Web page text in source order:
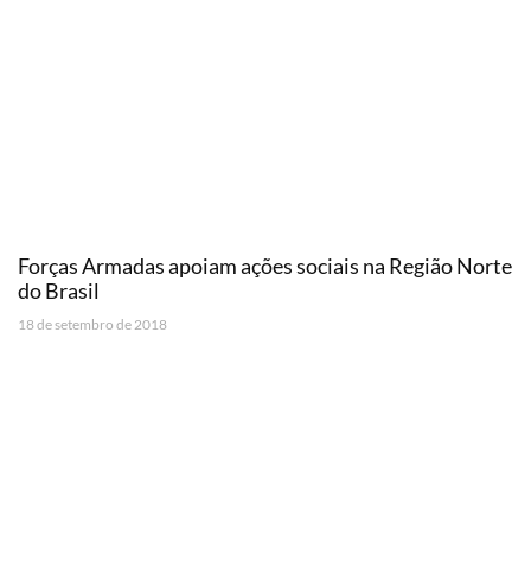
Forças Armadas apoiam ações sociais na Região Norte
do Brasil
18 de setembro de 2018